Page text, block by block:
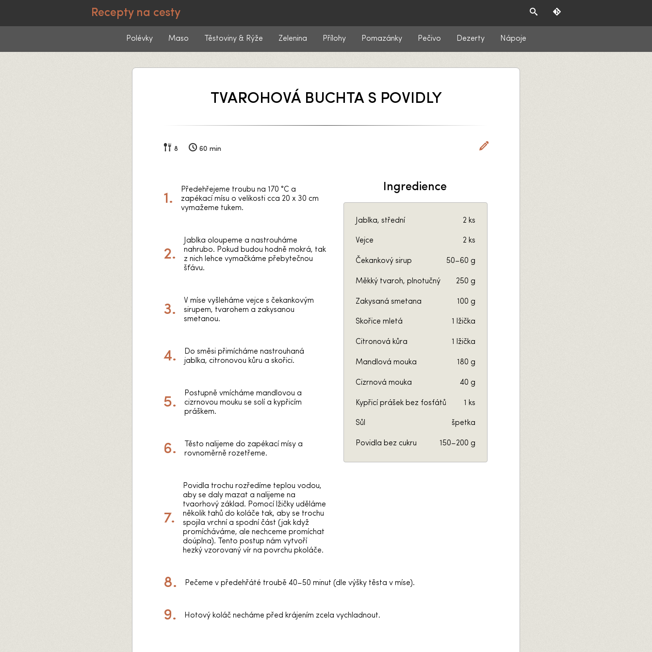
Recepty na cesty
Polévky Maso Těstoviny & Rýže Zelenina Přílohy Pomazánky Pečivo Dezerty Nápoje
TVAROHOVÁ BUCHTA S POVIDLY
8 60 min
Ingredience
Jablka, střední 2 ks
Vejce 2 ks
Čekankový sirup 50–60 g
Měkký tvaroh, plnotučný 250 g
Zakysaná smetana 100 g
Skořice mletá 1 lžička
Citronová kůra 1 lžička
Mandlová mouka 180 g
Cizrnová mouka 40 g
Kypřicí prášek bez fosfátů 1 ks
Sůl špetka
Povidla bez cukru 150–200 g
Předehřejeme troubu na 170 °C a
zapékací mísu o velikosti cca 20 x 30 cm
vymažeme tukem.
Jablka oloupeme a nastrouháme
nahrubo. Pokud budou hodně mokrá, tak
z nich lehce vymačkáme přebytečnou
šťávu.
V míse vyšleháme vejce s čekankovým
sirupem, tvarohem a zakysanou
smetanou.
Do směsi přimícháme nastrouhaná
jablka, citronovou kůru a skořici.
Postupně vmícháme mandlovou a
cizrnovou mouku se solí a kypřicím
práškem.
Těsto nalijeme do zapékací mísy a
rovnoměrně rozetřeme.
Povidla trochu rozředíme teplou vodou,
aby se daly mazat a nalijeme na
tvaorhový základ. Pomocí lžičky uděláme
několik tahů do koláče tak, aby se trochu
spojila vrchní a spodní část (jak když
promícháváme, ale nechceme promíchat
doúplna). Tento postup nám vytvoří
hezký vzorovaný vír na povrchu pkoláče.
Pečeme v předehřáté troubě 40–50 minut (dle výšky těsta v míse).
Hotový koláč necháme před krájením zcela vychladnout.